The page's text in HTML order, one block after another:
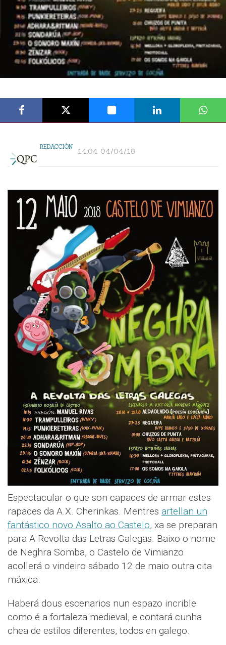
REDACCIÓN 14:04 04/04/18
Espectacular o que son capaces de armar estes
rapaces da A.X. Cherinkas. Mentres artellan un
fantástico novo Asalto ao Castelo, xa se preparan
para A Revolta das Letras Galegas. Baixo o nome
de Neghra Somba, o Castelo de Vimianzo
acollerá o vindeiro sábado 12 de maio outra cita
máxica.
Haberá dous escenarios nun espazo incrible
como é a fortaleza medieval, e contará cunha
chea de estilos diferentes, todos en galego.